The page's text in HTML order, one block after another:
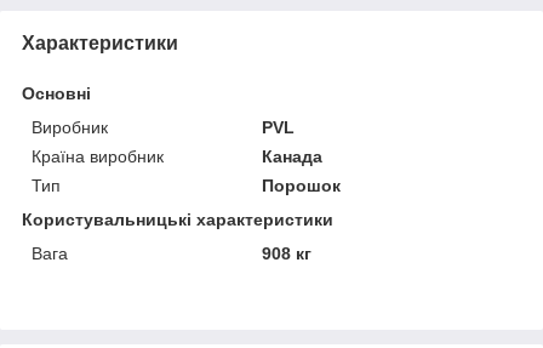
Характеристики
Основні
Виробник
PVL
Країна виробник
Канада
Тип
Порошок
Користувальницькі характеристики
Вага
908 кг